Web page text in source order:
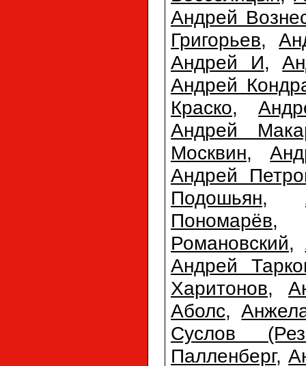
Андрей
Григорьев,
Андрей И,
Андрей
Краско,
Андрей
Москвин,
Андрей
Подошьян,
Пономарёв
Романовский,
Андрей
Харитонов,
Аболс,
Суслов
Палленберг,